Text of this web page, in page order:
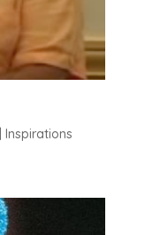
Inspirations